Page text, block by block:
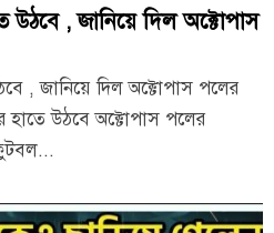
উঠবে , জানিয়ে দিল অক্টোপাস
, জানিয়ে দিল অক্টোপাস পলের
হাতে উঠবে অক্টোপাস পলের